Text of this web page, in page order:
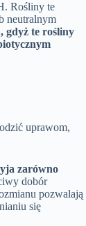
Rośliny te
neutralnym
gdyż te rośliny
uprawom,
zarówno
dobór
pozwalają
się